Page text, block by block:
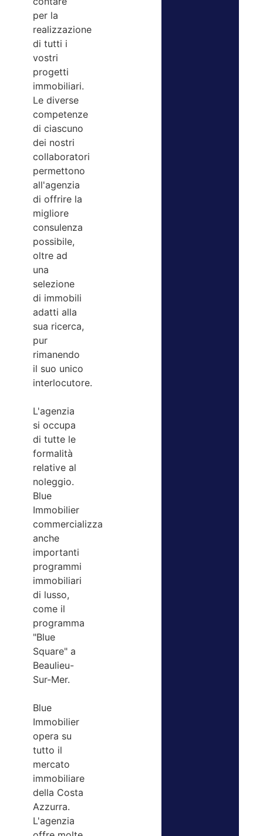
per la
realizzazione
di tutti i
vostri
progetti
immobiliari.
Le diverse
competenze
di ciascuno
dei nostri
collaboratori
permettono
all'agenzia
di offrire la
migliore
consulenza
possibile,
oltre ad
una
selezione
di immobili
adatti alla
sua ricerca,
pur
rimanendo
il suo unico
interlocutore.
L'agenzia
si occupa
di tutte le
formalità
relative al
noleggio.
Blue
Immobilier
commercializza
anche
importanti
programmi
immobiliari
di lusso,
come il
programma
"Blue
Square" a
Beaulieu-
Sur-Mer.
Blue
Immobilier
opera su
tutto il
mercato
immobiliare
della Costa
Azzurra.
L'agenzia